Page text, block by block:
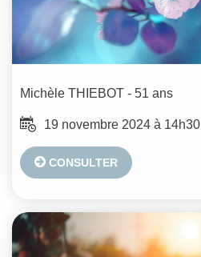
Michèle THIEBOT - 51 ans
19 novembre 2024 à 14h30
CONSULTER